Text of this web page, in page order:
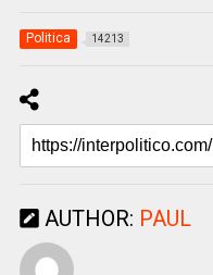
Politica 14213
AUTHOR: PAUL